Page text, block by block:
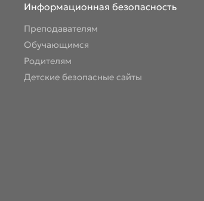
Информационная безопасность
Преподавателям
Обучающимся
Родителям
Детские безопасные сайты